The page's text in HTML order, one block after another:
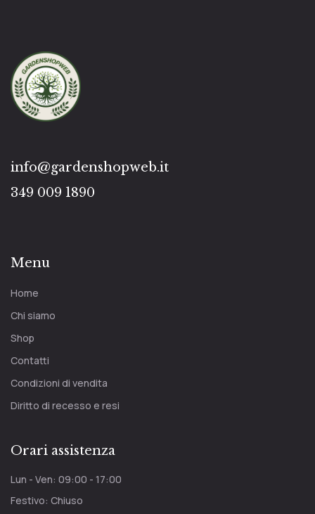
info@gardenshopweb.it
349 009 1890
Menu
Home
Chi siamo
Shop
Contatti
Condizioni di vendita
Diritto di recesso e resi
Orari assistenza
Lun - Ven: 09:00 - 17:00
Festivo: Chiuso